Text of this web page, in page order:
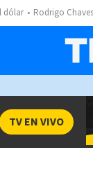
dólar Rodrigo Chaves
TV EN VIVO